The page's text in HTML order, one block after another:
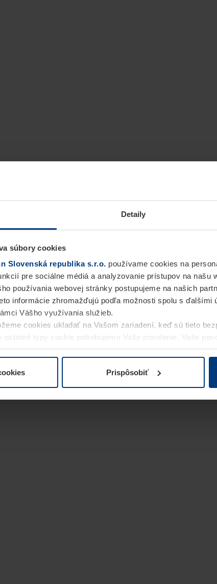
Detaily
súbory cookies
Slovenská republika s.r.o. používame cookies na
pre sociálne médiá a analyzovanie prístupov na našu
používania webovej stránky postupujeme na našich
informácie zhromažďujú podľa možnosti spolu s
Vášho využívania služieb.
cookies ukladať na Vašom zariadení, keď sú tieto
ostatné typy cookie potrebujeme Vaše povolenie. Vaše
cookie na stránkeVyhlásenie o ochrane osobných
Prispôsobiť